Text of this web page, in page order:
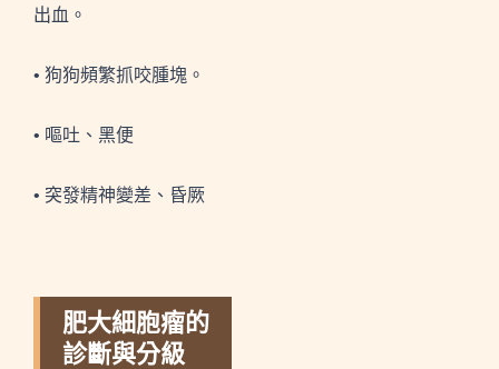
出血。
• 狗狗頻繁抓咬腫塊。
• 嘔吐、黑便
• 突發精神變差、昏厥
肥大細胞瘤的
診斷與分級